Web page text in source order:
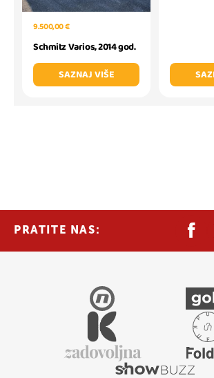
9.500,00 €
Schmitz Varios, 2014 god.
SAZNAJ VIŠE
PRATITE NAS: